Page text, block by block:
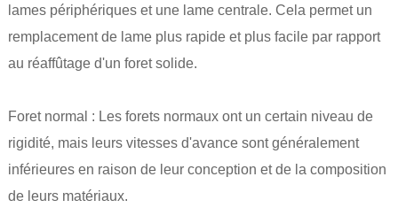
lames périphériques et une lame centrale. Cela permet un
remplacement de lame plus rapide et plus facile par rapport
au réaffûtage d'un foret solide.
Foret normal : Les forets normaux ont un certain niveau de
rigidité, mais leurs vitesses d'avance sont généralement
inférieures en raison de leur conception et de la composition
de leurs matériaux.